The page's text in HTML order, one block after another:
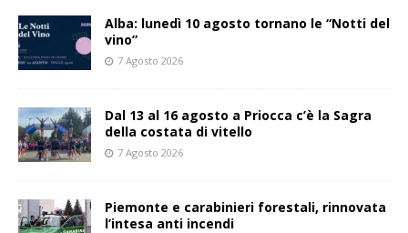
Alba: lunedì 10 agosto tornano le “Notti del
vino”
7 Agosto 2026
Dal 13 al 16 agosto a Priocca c’è la Sagra
della costata di vitello
7 Agosto 2026
Piemonte e carabinieri forestali, rinnovata
l’intesa anti incendi